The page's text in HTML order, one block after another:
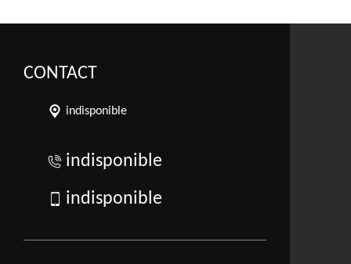
CONTACT
indisponible
indisponible
indisponible